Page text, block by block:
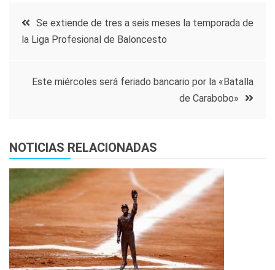
Navegación
entradas
Se extiende de tres a seis meses la temporada de
la Liga Profesional de Baloncesto
Este miércoles será feriado bancario por la «Batalla
de Carabobo»
NOTICIAS RELACIONADAS